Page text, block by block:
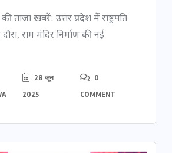
ताजा खबरें: उत्तर प्रदेश में राष्ट्रपति
राम मंदिर निर्माण की नई
28 जून
2025
0
COMMENT